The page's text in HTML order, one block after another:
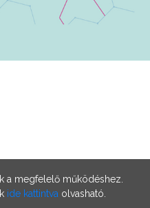
a megfelelő működéshez.
ide kattintva olvasható.